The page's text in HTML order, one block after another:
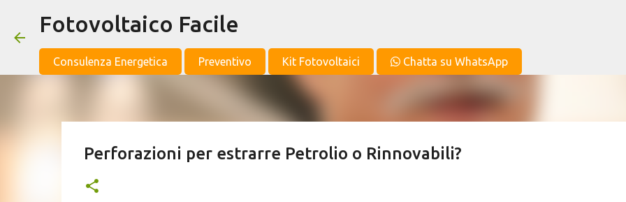
Fotovoltaico Facile
Consulenza Energetica Preventivo Kit Fotovoltaici Chatta su WhatsApp
Perforazioni per estrarre Petrolio o Rinnovabili?